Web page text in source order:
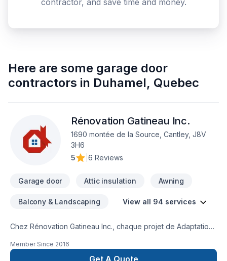
contractor, and save time and money.
Here are some garage door
contractors in Duhamel, Quebec
Rénovation Gatineau Inc.
1690 montée de la Source, Cantley, J8V
3H6
5
6 Reviews
Garage door Attic insulation Awning
Balcony & Landscaping View all 94 services
Chez Rénovation Gatineau Inc., chaque projet de Adaptation
Armoires, Balcon, Balcon de bois, Béton, Calfeutrage,
Carrelage, Charpentier, Clôture, Coffrage, Crépis, Cuisine,
Member Since 2016
Get A Quote